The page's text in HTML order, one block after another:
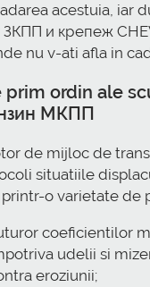
acestuia, iar
и крепеж
nu v-ati afla in
ordin ale
МКПП
de mijloc de
situatiile
o varietate de
coeficientilor
udelii si
eroziunii;